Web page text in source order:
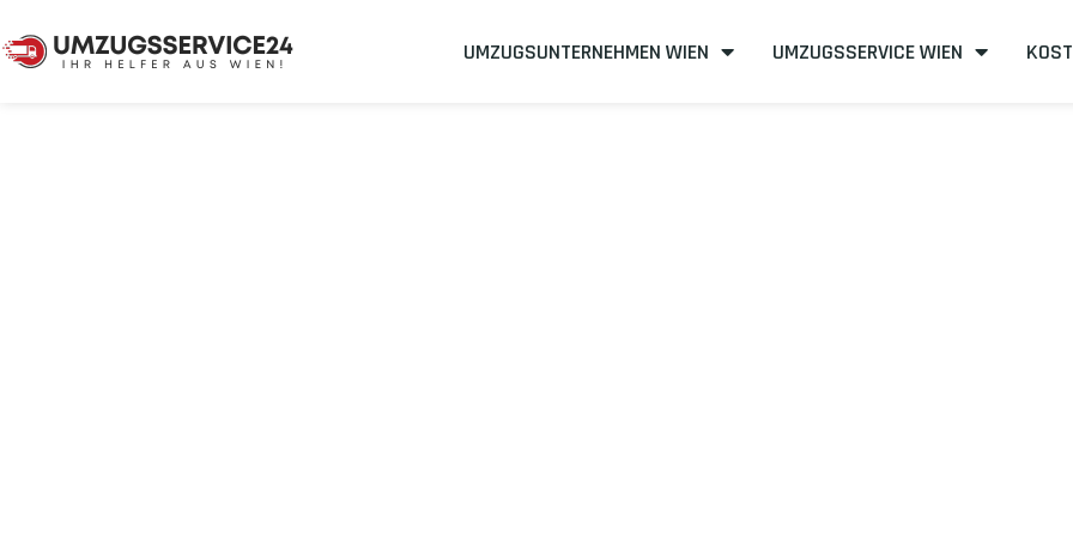
UMZUGSUNTERNEHMEN WIEN UMZUGSSERVICE WIEN